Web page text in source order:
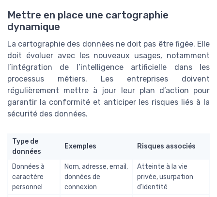
Mettre en place une cartographie
dynamique
La cartographie des données ne doit pas être figée. Elle
doit évoluer avec les nouveaux usages, notamment
l’intégration de l’intelligence artificielle dans les
processus métiers. Les entreprises doivent
régulièrement mettre à jour leur plan d’action pour
garantir la conformité et anticiper les risques liés à la
sécurité des données.
Type de
données
Exemples Risques associés
Données à
caractère
personnel
Nom, adresse, email,
données de
connexion
Atteinte à la vie
privée, usurpation
d’identité